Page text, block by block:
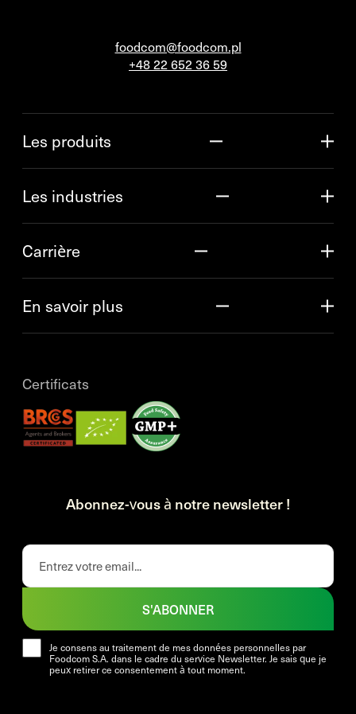
foodcom@foodcom.pl
+48 22 652 36 59
Les produits
Les industries
Carrière
En savoir plus
Certificats
Abonnez-vous à notre newsletter !
Je consens au traitement de mes données personnelles par
Foodcom S.A. dans le cadre du service Newsletter. Je sais que je
peux retirer ce consentement à tout moment.
S'ABONNER